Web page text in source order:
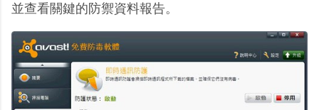
並查看關鍵的防禦資料報告。